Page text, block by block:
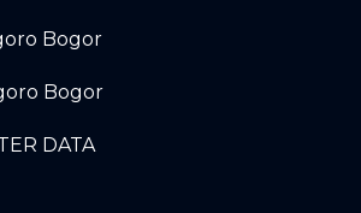
Bogor
Bogor
DATA